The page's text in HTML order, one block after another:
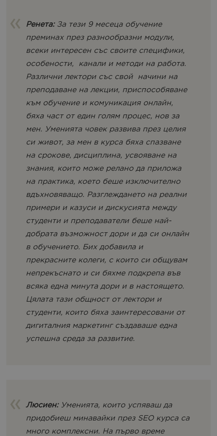
Ренета:За тези 9 месеца обучение
преминах през разнообразни модули,
всеки интересен със своите специфики,
особености, канали и методи на работа.
Различни лектори със свой начини на
преподаване на лекции, приспособяване
към обучение и комуникация онлайн,
бяха част от един голям процес, нов за
мен. Уменията човек развива през целия
си живот, за мен в курса бяха спазване
на срокове, дисциплина, усвояване на
знания, които може релано да приложа
на практика, което беше изключително
вдъхновяващо. Разглеждането на реални
примери и казуси и дискусията между
студенти и преподаватели беше най-
добрата възможност дори и да си онлайн
в обучението. Бих добавила и
прекрасните колеги, с които си общувам
непрекъснато и си бяхме подкрепа във
всяка една минута дори и в настоящето.
Цялата тази общност от лектори и
студенти, които бяха заинтересовани от
дигиталния маркетинг създаваше една
успешна среда за развитие.
Люсиен:Уменията, които успяваш да
придобиеш минавайки през SEO курса са
много комплексни. На първо време